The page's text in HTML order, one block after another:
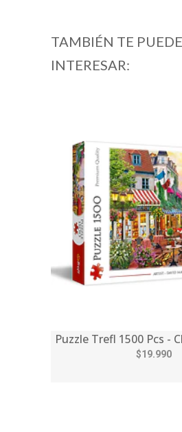
TAMBIÉN TE PUEDE
INTERESAR:
Puzzle Trefl 1500 Pcs -
$19.990